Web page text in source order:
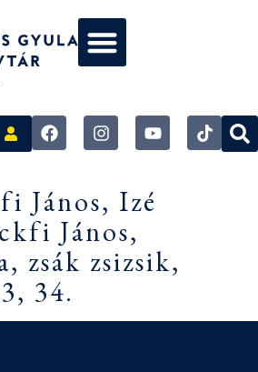
János, Izé
János,
zsák zsizsik,
34.